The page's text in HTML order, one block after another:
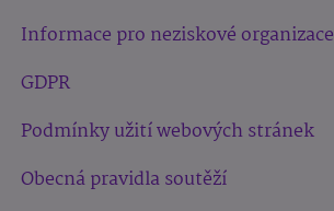
Informace pro neziskové organizace
GDPR
Podmínky užití webových stránek
Obecná pravidla soutěží